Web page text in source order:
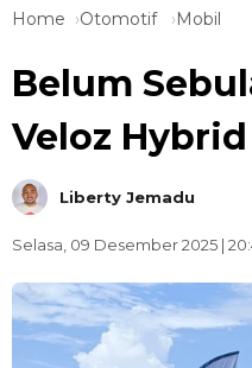
Home Otomotif Mobil
Belum
Veloz
Liberty Jemadu
Selasa, 09 Desember 2025 |